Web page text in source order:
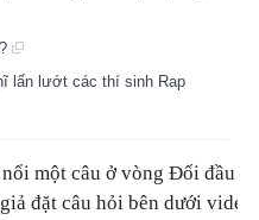
lấn lướt các thí sinh Rap
một câu ở vòng Đối đầu
đặt câu hỏi bên dưới